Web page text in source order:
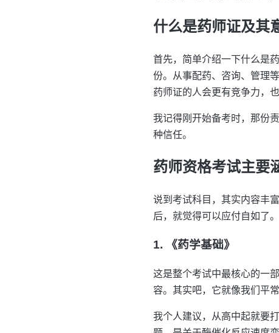
什么是药师证及其
首先，简单介绍一下什么是
份。从事配药、咨询、管理
药师证的人会更有竞争力，
我记得刚开始备考时，那份
种信任。
药师资格考试主要
说到考试科目，其实内容丰
后，就觉得可以应付自如了。
1. 《药学基础》
这是整个考试中最核心的一
容。其实吧，它就像我们平
我个人建议，从高中起就要